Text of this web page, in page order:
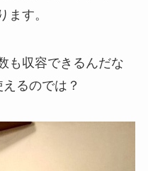
ます。
も収容できるんだな
るのでは？